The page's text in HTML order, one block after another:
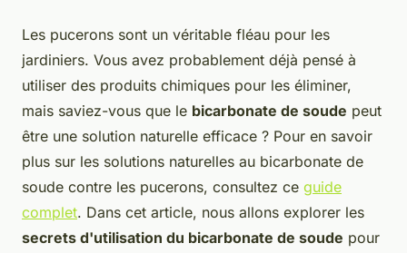
Les pucerons sont un véritable fléau pour les
jardiniers. Vous avez probablement déjà pensé à
utiliser des produits chimiques pour les éliminer,
mais saviez-vous que le bicarbonate de soude peut
être une solution naturelle efficace ? Pour en savoir
plus sur les solutions naturelles au bicarbonate de
soude contre les pucerons, consultez ce guide
complet. Dans cet article, nous allons explorer les
secrets d'utilisation du bicarbonate de soude pour